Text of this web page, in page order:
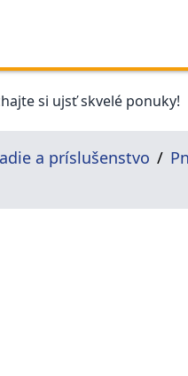
si ujsť skvelé ponuky!
a príslušenstvo